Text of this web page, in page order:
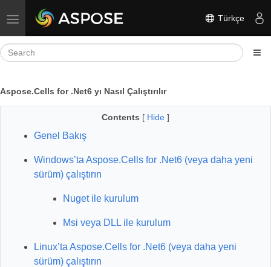
Toggle navigation Türkçe
Aspose.Cells for .Net6 yı Nasıl Çalıştırılır
Contents [ Hide ]
Genel Bakış
Windows’ta Aspose.Cells for .Net6 (veya daha yeni
sürüm) çalıştırın
Nuget ile kurulum
Msi veya DLL ile kurulum
Linux’ta Aspose.Cells for .Net6 (veya daha yeni
sürüm) çalıştırın